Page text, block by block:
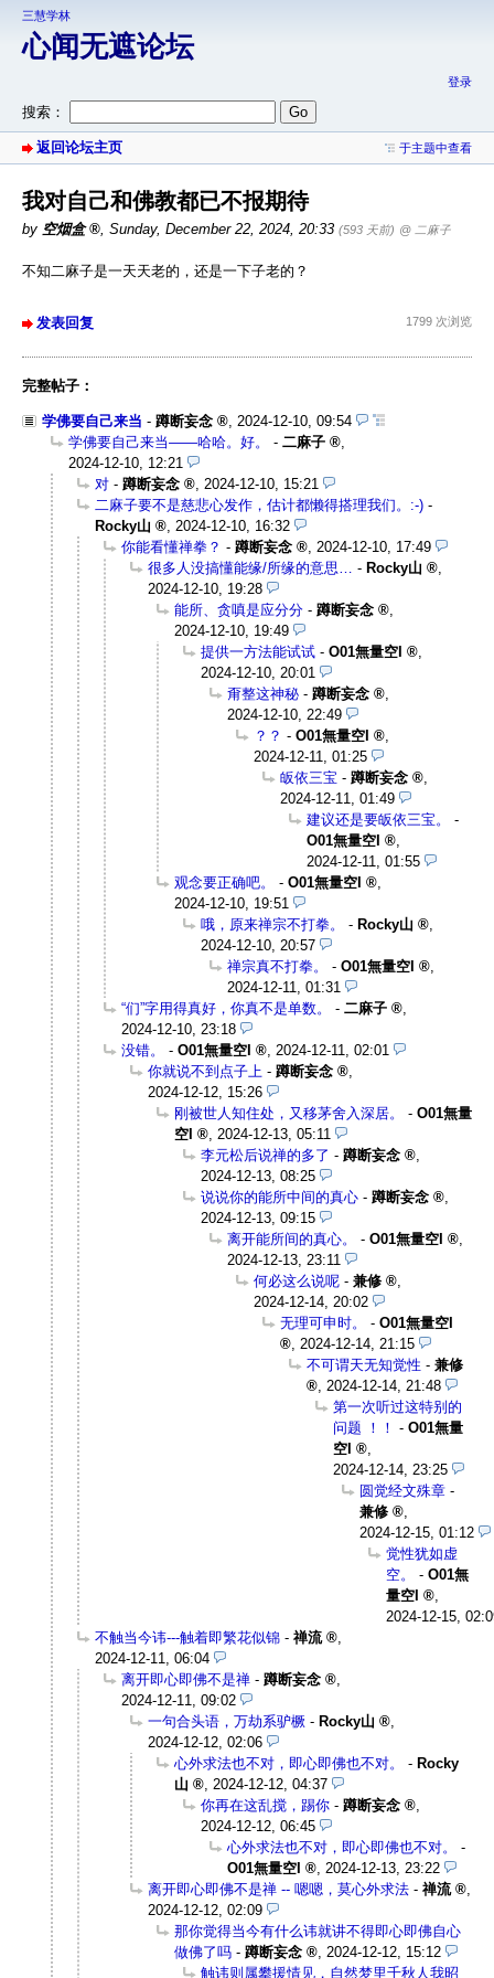
三慧学林
心闻无遮论坛
登录
搜索：
返回论坛主页 于主题中查看
我对自己和佛教都已不报期待
by 空烟盒 , Sunday, December 22, 2024, 20:33 (593 天前) @ 二麻子
不知二麻子是一天天老的，还是一下子老的？
发表回复 1799 次浏览
完整帖子：
学佛要自己来当 - 蹲断妄念
2024-12-10, 09:54
学佛要自己来当——哈哈。好。
- 二麻子
2024-12-10, 12:21
对 - 蹲断妄念
2024-12-10, 15:21
二麻子要不是慈悲心发作，估计都懒得搭理我们。:-) -
Rocky山
2024-12-10, 16:32
你能看懂禅拳？ - 蹲断妄念
2024-12-10, 17:49
很多人没搞懂能缘/所缘的意思…
- Rocky山
2024-12-10, 19:28
能所、贪嗔是应分分 - 蹲断妄念
2024-12-10, 19:49
提供一方法能试试 - O01無量空I
2024-12-10, 20:01
甭整这神秘 - 蹲断妄念
2024-12-10, 22:49
？？ - O01無量空I
2024-12-11, 01:25
皈依三宝 - 蹲断妄念
2024-12-11, 01:49
建议还是要皈依三宝。
-
O01無量空I
2024-12-11, 01:55
观念要正确吧。
- O01無量空I
2024-12-10, 19:51
哦，原来禅宗不打拳。
- Rocky山
2024-12-10, 20:57
禅宗真不打拳。
- O01無量空I
2024-12-11, 01:31
“们”字用得真好，你真不是单数。
- 二麻子
2024-12-10, 23:18
没错。
- O01無量空I
2024-12-11, 02:01
你就说不到点子上 - 蹲断妄念
2024-12-12, 15:26
刚被世人知住处，又移茅舍入深居。
- O01無量
空I
2024-12-13, 05:11
李元松后说禅的多了 - 蹲断妄念
2024-12-13, 08:25
说说你的能所中间的真心 - 蹲断妄念
2024-12-13, 09:15
离开能所间的真心。
- O01無量空I
2024-12-13, 23:11
何必这么说呢 - 兼修
2024-12-14, 20:02
无理可申时。
- O01無量空I
2024-12-14, 21:15
不可谓天无知觉性 - 兼修
2024-12-14, 21:48
第一次听过这特别的
问题 ！！ - O01無量
空I
2024-12-14, 23:25
圆觉经文殊章 -
兼修
2024-12-15, 01:12
觉性犹如虚
空。
- O01無
量空I
2024-12-15,
不触当今讳---触着即繁花似锦 - 禅流
2024-12-11, 06:04
离开即心即佛不是禅 - 蹲断妄念
2024-12-11, 09:02
一句合头语，万劫系驴橛 - Rocky山
2024-12-12, 02:06
心外求法也不对，即心即佛也不对。
- Rocky
山
2024-12-12, 04:37
你再在这乱搅，踢你 - 蹲断妄念
2024-12-12, 06:45
心外求法也不对，即心即佛也不对。
-
O01無量空I
2024-12-13, 23:22
离开即心即佛不是禅 -- 嗯嗯，莫心外求法 - 禅流
2024-12-12, 02:09
那你觉得当今有什么讳就讲不得即心即佛自心
做佛了吗 - 蹲断妄念
2024-12-12, 15:12
触讳则属攀援情见，自然梦里千秋人我昭